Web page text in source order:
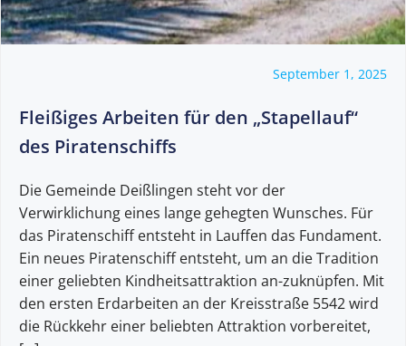
September 1, 2025
Fleißiges Arbeiten für den „Stapellauf“
des Piratenschiffs
Die Gemeinde Deißlingen steht vor der
Verwirklichung eines lange gehegten Wunsches. Für
das Piratenschiff entsteht in Lauffen das Fundament.
Ein neues Piratenschiff entsteht, um an die Tradition
einer geliebten Kindheitsattraktion an-zuknüpfen. Mit
den ersten Erdarbeiten an der Kreisstraße 5542 wird
die Rückkehr einer beliebten Attraktion vorbereitet,